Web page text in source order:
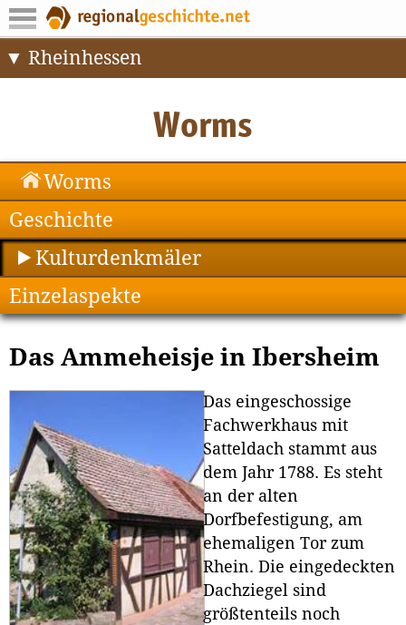
Rheinhessen
Worms
Geschichte
Kulturdenkmäler
Einzelaspekte
Das Ammeheisje in Ibersheim
Das eingeschossige
Fachwerkhaus mit
Satteldach stammt aus
dem Jahr 1788. Es steht
an der alten
Dorfbefestigung, am
ehemaligen Tor zum
Rhein. Die eingedeckten
Dachziegel sind
größtenteils noch